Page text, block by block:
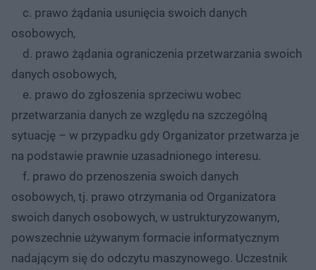
c. prawo żądania usunięcia swoich danych
osobowych,
d. prawo żądania ograniczenia przetwarzania swoich
danych osobowych,
e. prawo do zgłoszenia sprzeciwu wobec
przetwarzania danych ze względu na szczególną
sytuację – w przypadku gdy Organizator przetwarza je
na podstawie prawnie uzasadnionego interesu.
f. prawo do przenoszenia swoich danych
osobowych, tj. prawo otrzymania od Organizatora
swoich danych osobowych, w ustrukturyzowanym,
powszechnie używanym formacie informatycznym
nadającym się do odczytu maszynowego. Uczestnik